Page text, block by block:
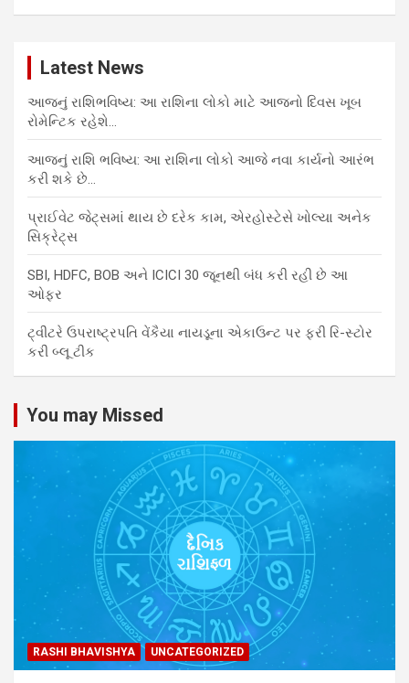
Latest News
આજનું રાશિભવિષ્ય: આ રાશિના લોકો માટે આજનો દિવસ ખૂબ
રોમેન્ટિક રહેશે…
આજનું રાશિ ભવિષ્ય: આ રાશિના લોકો આજે નવા કાર્યનો આરંભ
કરી શકે છે…
પ્રાઈવેટ જેટ્સમાં થાય છે દરેક કામ, એરહોસ્ટેસે ખોલ્યા અનેક
સિક્રેટ્સ
SBI, HDFC, BOB અને ICICI 30 જૂનથી બંધ કરી રહી છે આ
ઓફર
ટ્વીટરે ઉપરાષ્ટ્રપતિ વેંકૈયા નાયડૂના એકાઉન્ટ પર ફરી રિ-સ્ટોર
કરી બ્લૂ ટીક
You may Missed
RASHI BHAVISHYA UNCATEGORIZED